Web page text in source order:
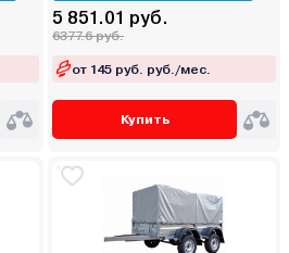
5 851.01 руб.
6377.6 руб.
от 145 руб. руб./мес.
Купить